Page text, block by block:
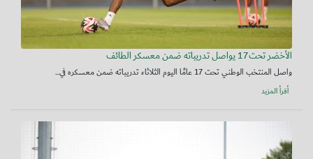
الأخضر تحت17 يواصل تدريباته ضمن معسكر الطائف
واصل المنتخب الوطني تحت 17 عامًا اليوم الثلاثاء تدريباته ضمن معسكره في...
أقرأ المزيد